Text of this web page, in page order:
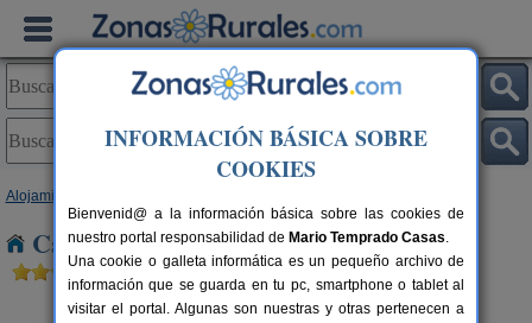
Alojamientos
Casas Rurales cerca de La Vallonga
INFORMACIÓN BÁSICA SOBRE
COOKIES
Bienvenid@ a la información básica sobre las cookies de
nuestro portal responsabilidad de Mario Temprado Casas.
Una cookie o galleta informática es un pequeño archivo de
información que se guarda en tu pc, smartphone o tablet al
visitar el portal. Algunas son nuestras y otras pertenecen a